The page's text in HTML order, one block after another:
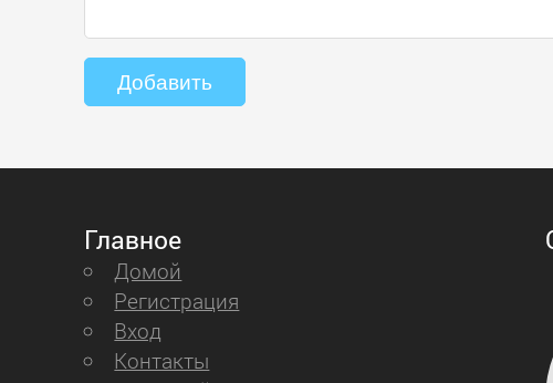
Главное
Домой
Регистрация
Вход
Контакты